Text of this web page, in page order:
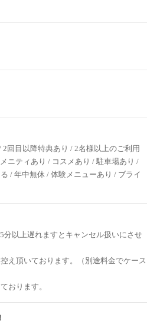
2回目以降特典あり / 2名様以上のご利用
ニティあり / コスメあり / 駐車場あり /
/ 年中無休 / 体験メニューあり / ブライ
分以上遅れますとキャンセル扱いにさせ
え頂いております。（別途料金でケース
おります。